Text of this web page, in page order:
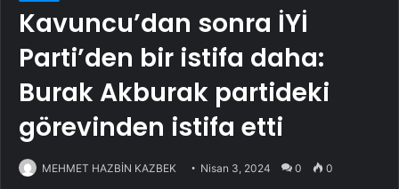
Kavuncu’dan sonra İYİ
Parti’den bir istifa daha:
Burak Akburak partideki
görevinden istifa etti
MEHMET HAZBİN KAZBEK Nisan 3, 2024 0 0